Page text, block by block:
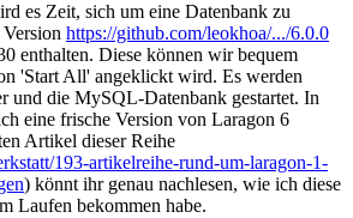
es Zeit, sich um eine Datenbank zu
https://github.com/leokhoa/.../6.0.0
enthalten. Diese können wir bequem
'Start All' angeklickt wird. Es werden
und die MySQL-Datenbank gestartet. In
eine frische Version von Laragon 6
Artikel dieser Reihe
193-artikelreihe-rund-um-laragon-1-
) könnt ihr genau nachlesen, wie ich diese
Laufen bekommen habe.